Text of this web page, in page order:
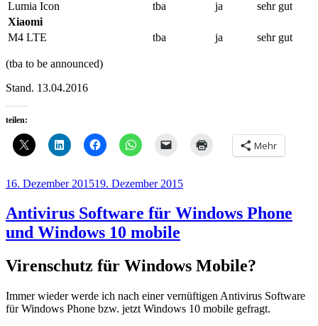
Lumia Icon tba ja
sehr gut
Xiaomi
M4 LTE
tba ja sehr gut
(tba to be announced)
Stand. 13.04.2016
teilen:
Mehr
Veröffentlicht
16. Dezember 201519. Dezember 2015
Antivirus Software für Windows Phone
und Windows 10 mobile
Virenschutz für Windows Mobile?
Immer wieder werde ich nach einer vernüftigen Antivirus Software
für Windows Phone bzw. jetzt Windows 10 mobile gefragt.